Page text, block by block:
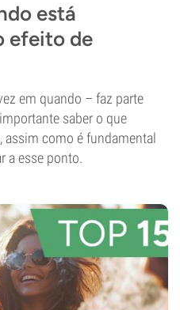
está
efeito de
em quando – faz parte
saber o que
assim como é fundamental
a esse ponto.